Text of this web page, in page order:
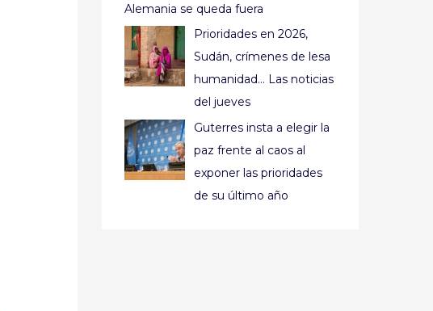
Alemania se queda fuera
Prioridades en 2026,
Sudán, crímenes de lesa
humanidad… Las noticias
del jueves
Guterres insta a elegir la
paz frente al caos al
exponer las prioridades
de su último año